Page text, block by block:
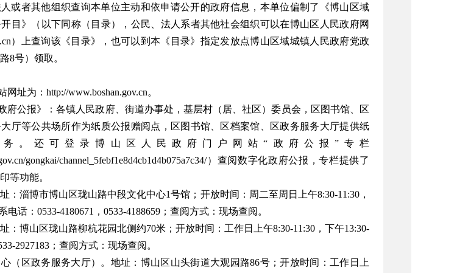
或者其他组织查询本单位主动和依申请公开的政府信息，本单位偏制了《博山区域
目》（以下同称（目录），公民、法人系者其他社会组织可以在博山区人民政府网
）上查询该《目录》，也可以到本《目录》指定发放点博山区域城镇人民政府党政
8号）领取。
址为：http://www.boshan.gov.cn。
府公报》：各镇人民政府、街道办事处，基层村（居、社区）委员会，区图书馆、区
厅等公共场所作为纸质公报赠阅点，区图书馆、区档案馆、区政务服务大厅提供纸
务。还可登录博山区人民政府门户网站“政府公报”专栏
gongkai/channel_5febf1e8d4cb1d4b075a7c34/）查阅数字化政府公报，专栏提供了
等功能。
：淄博市博山区珑山路中段文化中心1号馆；开放时间：周二至周日上午8:30-11:30，
电话：0533-4180671，0533-4188659；查阅方式：现场查阅。
：博山区珑山路柳杭花园北侧约70米；开放时间：工作日上午8:30-11:30，下午13:30-
2927183；查阅方式：现场查阅。
（区政务服务大厅）。地址：博山区山头街道大观园路86号；开放时间：工作日上